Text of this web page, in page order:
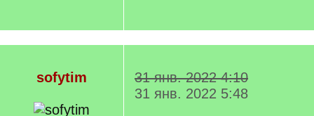
sofytim
31 янв. 2022 4:10
31 янв. 2022 5:48